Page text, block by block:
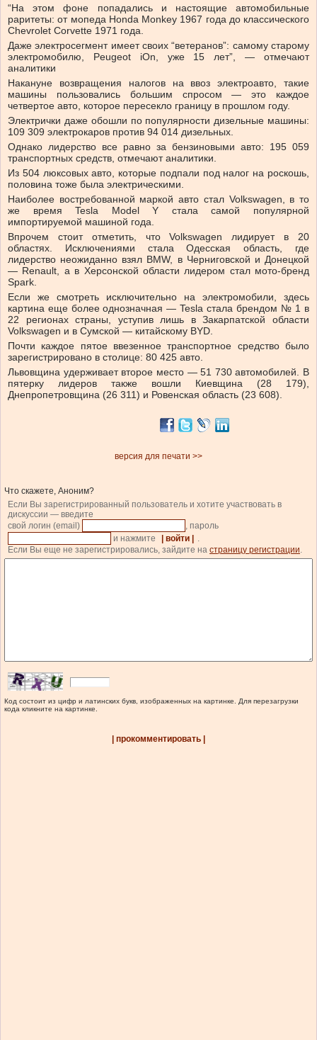
“На этом фоне попадались и настоящие автомобильные
раритеты: от мопеда Honda Monkey 1967 года до классического
Chevrolet Corvette 1971 года.
Даже электросегмент имеет своих “ветеранов”: самому старому
электромобилю, Peugeot iOn, уже 15 лет”, — отмечают
аналитики
Накануне возвращения налогов на ввоз электроавто, такие
машины пользовались большим спросом — это каждое
четвертое авто, которое пересекло границу в прошлом году.
Электрички даже обошли по популярности дизельные машины:
109 309 электрокаров против 94 014 дизельных.
Однако лидерство все равно за бензиновыми авто: 195 059
транспортных средств, отмечают аналитики.
Из 504 люксовых авто, которые подпали под налог на роскошь,
половина тоже была электрическими.
Наиболее востребованной маркой авто стал Volkswagen, в то
же время Tesla Model Y стала самой популярной
импортируемой машиной года.
Впрочем стоит отметить, что Volkswagen лидирует в 20
областях. Исключениями стала Одесская область, где
лидерство неожиданно взял BMW, в Черниговской и Донецкой
— Renault, а в Херсонской области лидером стал мото-бренд
Spark.
Если же смотреть исключительно на электромобили, здесь
картина еще более однозначная — Tesla стала брендом № 1 в
22 регионах страны, уступив лишь в Закарпатской области
Volkswagen и в Сумской — китайскому BYD.
Почти каждое пятое ввезенное транспортное средство было
зарегистрировано в столице: 80 425 авто.
Львовщина удерживает второе место — 51 730 автомобилей. В
пятерку лидеров также вошли Киевщина (28 179),
Днепропетровщина (26 311) и Ровенская область (23 608).
версия для печати >>
Что скажете, Аноним?
Если Вы зарегистрированный пользователь и хотите участвовать в
дискуссии — введите
свой логин (email)
, пароль
и нажмите
| войти |
.
Если Вы еще не зарегистрировались, зайдите на страницу регистрации.
Код состоит из цифр и латинских букв, изображенных на картинке. Для перезагрузки
кода кликните на картинке.
| прокомментировать |